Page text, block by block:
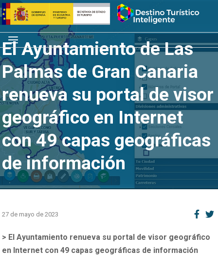
Saltar
al
contenido
Inicio
Menú
El Ayuntamiento de Las
Palmas de Gran Canaria
renueva su portal de visor
geográfico en Internet
con 49 capas geográficas
de información
27 de mayo de 2023
> El Ayuntamiento renueva su portal de visor geográfico
en Internet con 49 capas geográficas de información